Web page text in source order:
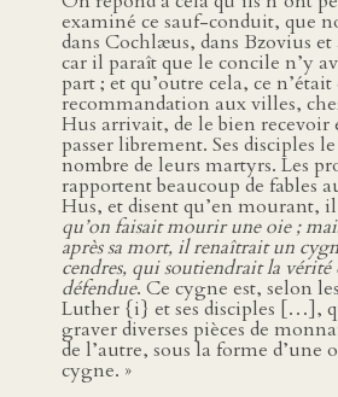
examiné ce sauf-conduit, que
dans Cochlæus, dans Bzovius
car il paraît que le concile n’y
part ; et qu’outre cela, ce n’était
recommandation aux villes,
Hus arrivait, de le bien recevoir
passer librement. Ses disciples
nombre de leurs martyrs. Les
rapportent beaucoup de fables
Hus, et disent qu’en mourant, il
qu’on faisait mourir une oie ;
après sa mort, il renaîtrait un
cendres, qui soutiendrait la vérité
défendue. Ce cygne est, selon
Luther {i} et ses disciples […],
graver diverses pièces de
de l’autre, sous la forme d’une
cygne. »